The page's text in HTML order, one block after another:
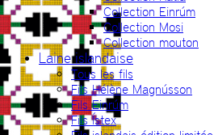
Collection Einrúm
Collection Mosi
Collection mouton
Laine islandaise
Tous les fils
Fils Hélène Magnússon
Fils Einrúm
Fils Ístex